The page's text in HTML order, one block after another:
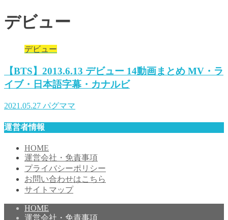
デビュー
デビュー
【BTS】2013.6.13 デビュー 14動画まとめ MV・ラ
イブ・日本語字幕・カナルビ
2021.05.27 パグママ
運営者情報
HOME
運営会社・免責事項
プライバシーポリシー
お問い合わせはこちら
サイトマップ
HOME
運営会社・免責事項